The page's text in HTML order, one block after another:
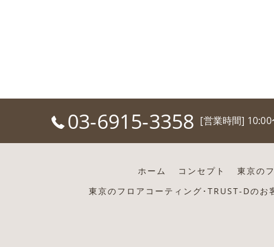
03-6915-3358 [営業時間]
ホーム コンセプト 東京の
東京のフロアコーティング･TRUST-Dのお